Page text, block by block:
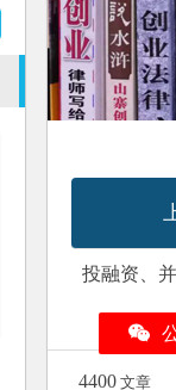
投融资、
4400 文章